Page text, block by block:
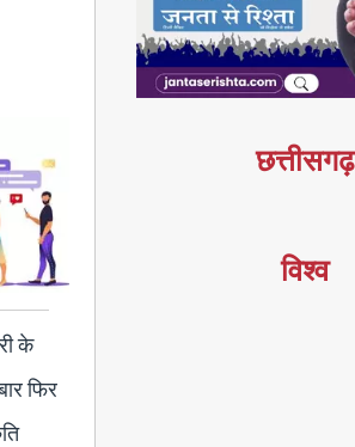
के
फिर
छत्तीसगढ़
विश्व